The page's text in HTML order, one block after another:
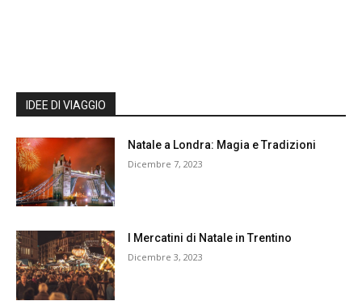
IDEE DI VIAGGIO
Natale a Londra: Magia e Tradizioni
Dicembre 7, 2023
I Mercatini di Natale in Trentino
Dicembre 3, 2023